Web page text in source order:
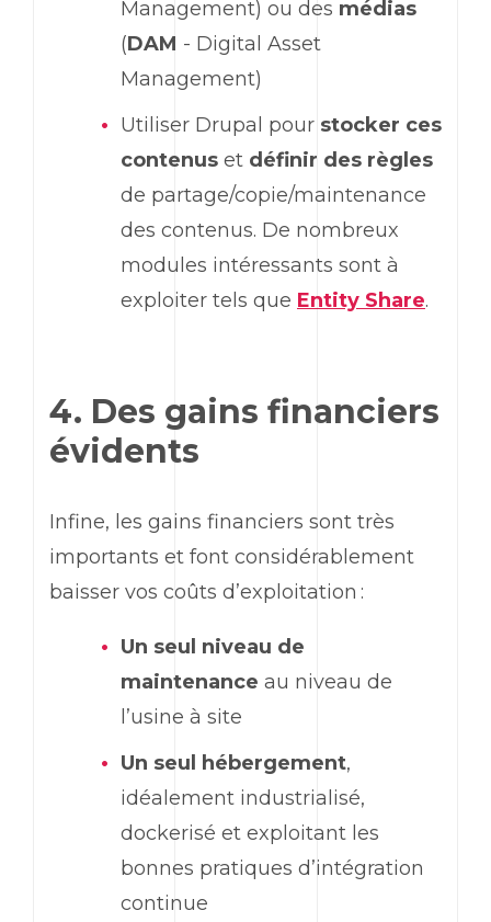
Management) ou des médias
(DAM - Digital Asset
Management)
Utiliser Drupal pour stocker ces
contenus et définir des règles
de partage/copie/maintenance
des contenus. De nombreux
modules intéressants sont à
exploiter tels que Entity Share.
4. Des gains financiers
évidents
Infine, les gains financiers sont très
importants et font considérablement
baisser vos coûts d’exploitation :
Un seul niveau de
maintenance au niveau de
l’usine à site
Un seul hébergement,
idéalement industrialisé,
dockerisé et exploitant les
bonnes pratiques d’intégration
continue